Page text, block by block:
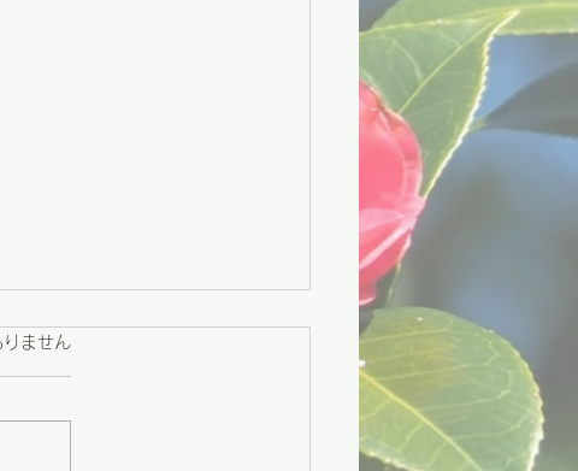
ています。
りません